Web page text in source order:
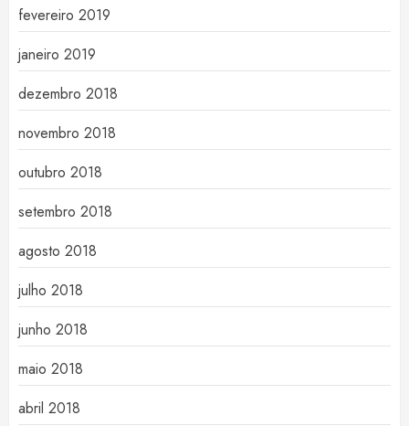
fevereiro 2019
janeiro 2019
dezembro 2018
novembro 2018
outubro 2018
setembro 2018
agosto 2018
julho 2018
junho 2018
maio 2018
abril 2018